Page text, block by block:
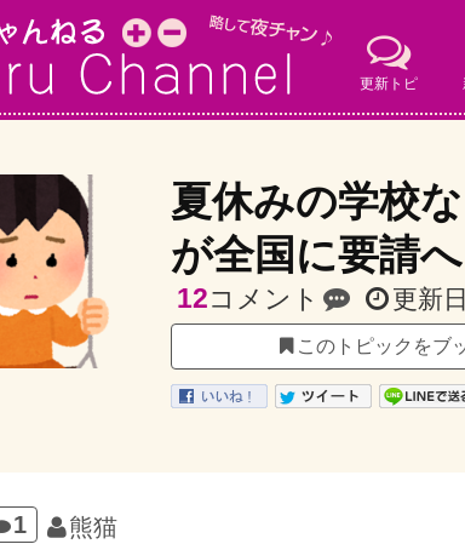
夏休みの学校
が全国に要請
12コメント 更新
このトピックをブ
1 熊猫
更新トピ